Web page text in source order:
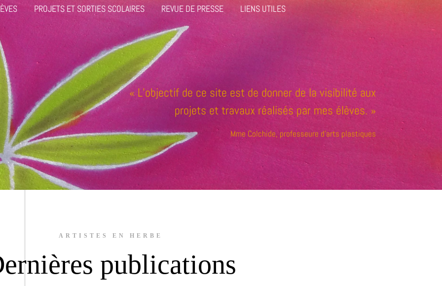
PROJETS ET SORTIES SCOLAIRES REVUE DE PRESSE LIENS UTILES
« L’objectif de ce site est de donner de la visibilité aux
projets et travaux réalisés par mes élèves. »
Mme Colchide, professeure d’arts plastiques
ARTISTES EN HERBE
publications